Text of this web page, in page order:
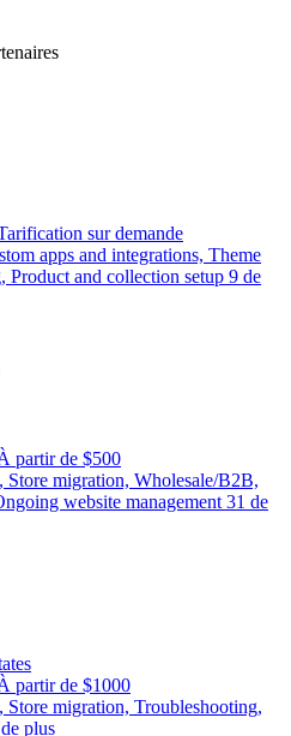
sur demande
apps and integrations, Theme
Product and collection setup 9 de
partir de $500
Store migration, Wholesale/B2B,
website management 31 de
partir de $1000
Store migration, Troubleshooting,
plus